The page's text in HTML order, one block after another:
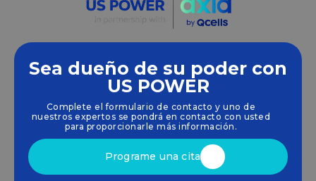
Empoderamos a las comunidades y las empresas
para que aprovechen las energías limpias y
renovablesenergía solarsoluciones que
impulsan el crecimiento sostenible.
Sea dueño de su poder con
US POWER
Complete el formulario de contacto y uno de
nuestros expertos se pondrá en contacto con usted
para proporcionarle más información.
Programe una cita